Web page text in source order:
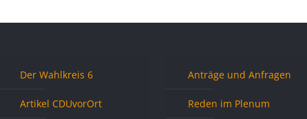
Der Wahlkreis 6
Artikel CDUvorOrt
Anträge und Anfragen
Reden im Plenum